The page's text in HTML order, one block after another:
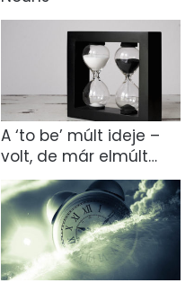
A ‘to be’ múlt ideje –
volt, de már elmúlt…